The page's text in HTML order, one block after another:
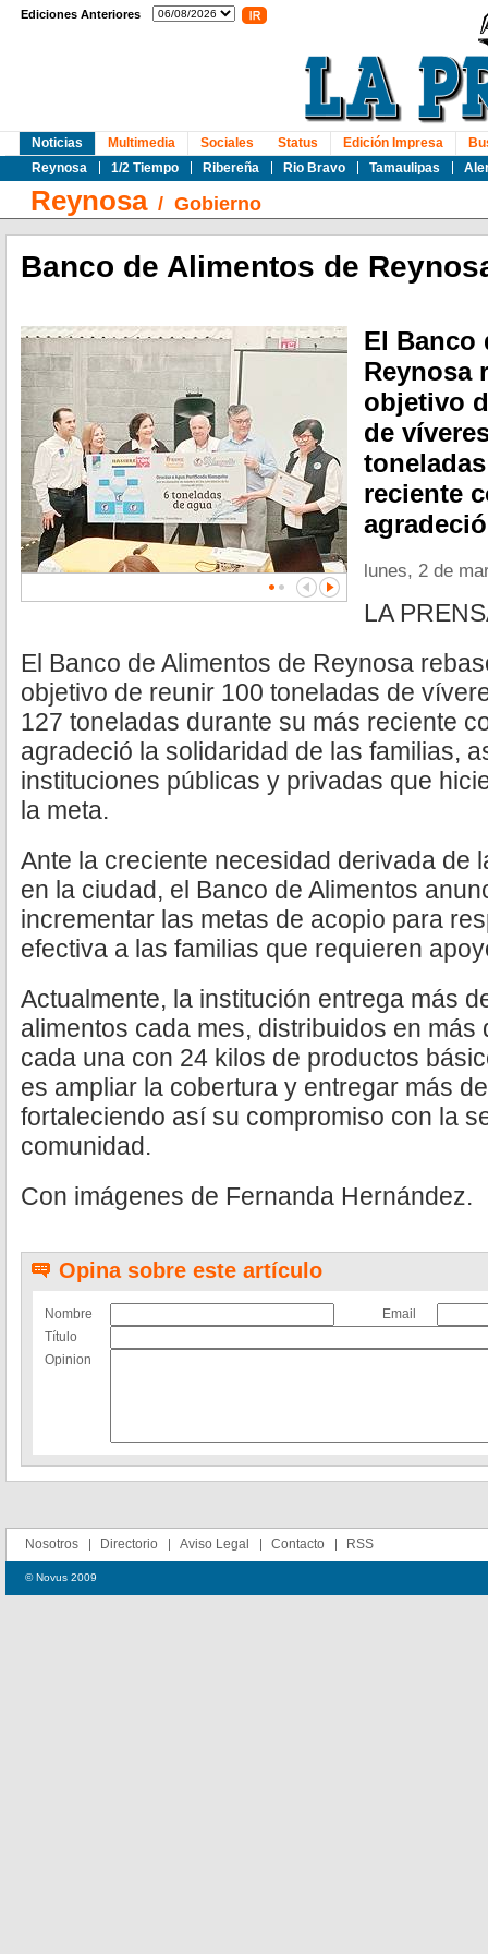
Ediciones Anteriores
Noticias
Reynosa
1/2 Tiempo Ribereña Rio Bravo Tamaulipas
Multimedia Sociales Status Edición Impresa
Reynosa/ Gobierno
Banco de Alimentos de
El Banco
Reynosa
objetivo
de
reciente
agradeció
lunes, 2 de
LA
El Banco de Alimentos de Reynosa
objetivo de reunir 100 toneladas de
127 toneladas durante su más reciente
agradeció la solidaridad de las familias,
instituciones públicas y privadas que
la meta.
Ante la creciente necesidad derivada de
en la ciudad, el Banco de Alimentos
incrementar las metas de acopio para
efectiva a las familias que requieren
Actualmente, la institución entrega más
alimentos cada mes, distribuidos en más
cada una con 24 kilos de productos
es ampliar la cobertura y entregar más
fortaleciendo así su compromiso con la
comunidad.
Con imágenes de Fernanda Hernández.
Opina sobre este artículo
Nombre
Email
Título
Opinion
Nosotros Directorio Aviso Legal Contacto RSS
© Novus 2009